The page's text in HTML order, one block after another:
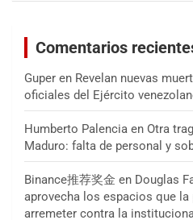
Comentarios
Guper en Revelan nuevas
oficiales del Ejército
Humberto Palencia en Otra
Maduro: falta de personal y
Binance推荐奖金 en Douglas
aprovecha los espacios que la
arremeter contra la